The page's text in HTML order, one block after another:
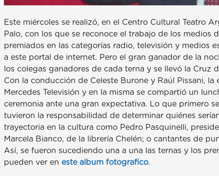
Este miércoles se realizó, en el Centro Cultural Teatro
Palo, con los que se reconoce el trabajo de los medios
premiados en las categorías radio, televisión y medios
a este portal de internet. Pero el gran ganador de la
los colegas ganadores de cada terna y se llevó la Cruz
Con la conducción de Celeste Burone y Raúl Pissani,
Mercedes Televisión y en la misma se compartió un
ceremonia ante una gran expectativa. Lo que primero
tuvieron la responsabilidad de determinar quiénes
trayectoria en la cultura como Pedro Pasquinelli,
Marcela Bianco, de la librería Chelén; o cantantes de
Así, se fueron sucediendo una a una las ternas y los
pueden ver en este album fotografico.